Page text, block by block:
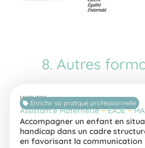
8. Autres
MIAEHE26
Enrichir sa pratique professionnelle
Assistant.e Maternel.le-EAJE-
Accompagner un enfant en
handicap dans un cadre
en favorisant la communication